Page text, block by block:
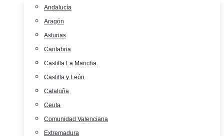
Andalucía
Aragón
Asturias
Cantabria
Castilla La Mancha
Castilla y León
Cataluña
Ceuta
Comunidad Valenciana
Extremadura